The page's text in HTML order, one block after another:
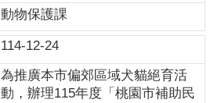
動物保護課
114-12-24
為推廣本市偏郊區域犬貓絕育活
動，辦理115年度「桃園市補助民